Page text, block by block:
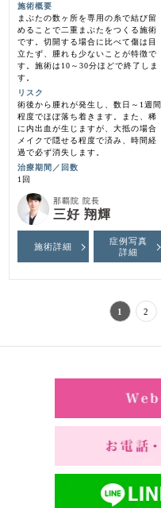
施術概要
まぶたの数ヶ所を専用の糸で結び留
めることで二重まぶたをつくる施術
です。切開する場合に比べて傷は目
立たず、腫れも少ないことが特徴で
す。施術は10～30分ほどで終了しま
す。
リスク
術後から腫れが発生し、数日～1週間
程度でほぼ落ち着きます。また、稀
に内出血が生じますが、大抵の場合
メイクで隠せる程度で済み、時間経
過で必ず消失します。
治療期間／回数
1回
那覇院 院長
三好 翔輝
施術詳細
症例写真
詳細
1 2